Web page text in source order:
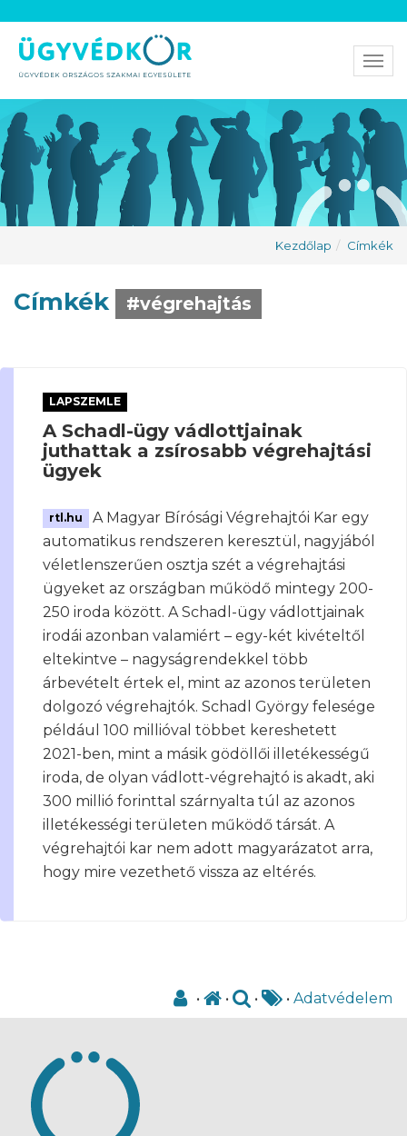
Kezdőlap Címkék
Címkék #végrehajtás
LAPSZEMLE
A Schadl-ügy vádlottjainak
juthattak a zsírosabb végrehajtási
ügyek
rtl.hu
A Magyar Bírósági Végrehajtói Kar egy
automatikus rendszeren keresztül, nagyjából
véletlenszerűen osztja szét a végrehajtási
ügyeket az országban működő mintegy 200-
250 iroda között. A Schadl-ügy vádlottjainak
irodái azonban valamiért – egy-két kivételtől
eltekintve – nagyságrendekkel több
árbevételt értek el, mint az azonos területen
dolgozó végrehajtók. Schadl György felesége
például 100 millióval többet kereshetett
2021-ben, mint a másik gödöllői illetékességű
iroda, de olyan vádlott-végrehajtó is akadt, aki
300 millió forinttal szárnyalta túl az azonos
illetékességi területen működő társát. A
végrehajtói kar nem adott magyarázatot arra,
hogy mire vezethető vissza az eltérés.
• • • • Adatvédelem